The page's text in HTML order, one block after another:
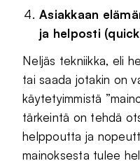
Asiakkaan
ja helposti
Neljäs tekniikka, eli
tai saada jotakin on
käytetyimmistä
tärkeintä on tehdä
helppoutta ja
mainoksesta tulee